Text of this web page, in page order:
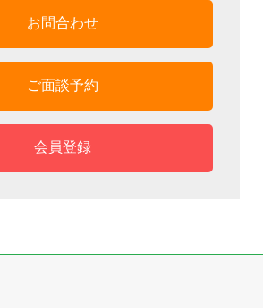
お問合わせ
ご面談予約
会員登録